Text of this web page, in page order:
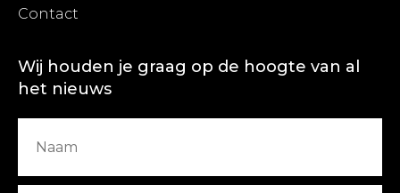
Contact
Wij houden je graag op de hoogte van al
het nieuws